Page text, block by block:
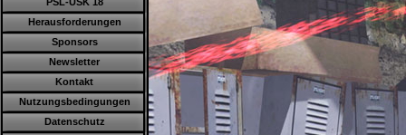
Herausforderungen
Sponsors
Newsletter
Kontakt
Nutzungsbedingungen
Datenschutz